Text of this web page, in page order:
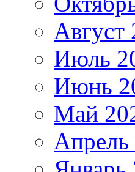
Август
Июль
Июнь
Май
Апрель